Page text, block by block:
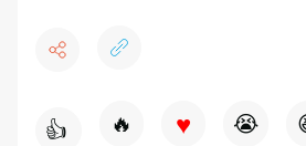
👍 🔥 ♥ 😭